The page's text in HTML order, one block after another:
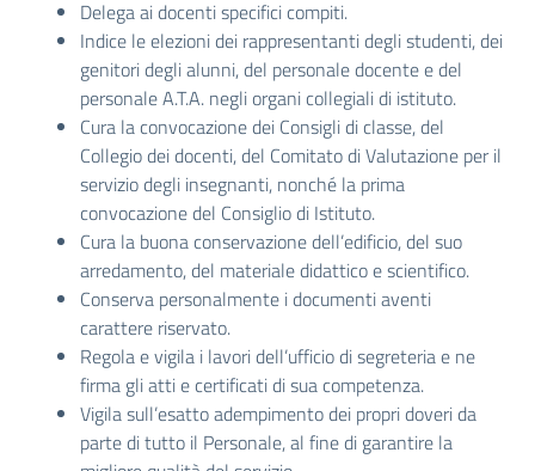
Delega ai docenti specifici compiti.
Indice le elezioni dei rappresentanti degli studenti, dei
genitori degli alunni, del personale docente e del
personale A.T.A. negli organi collegiali di istituto.
Cura la convocazione dei Consigli di classe, del
Collegio dei docenti, del Comitato di Valutazione per il
servizio degli insegnanti, nonché la prima
convocazione del Consiglio di Istituto.
Cura la buona conservazione dell’edificio, del suo
arredamento, del materiale didattico e scientifico.
Conserva personalmente i documenti aventi
carattere riservato.
Regola e vigila i lavori dell’ufficio di segreteria e ne
firma gli atti e certificati di sua competenza.
Vigila sull’esatto adempimento dei propri doveri da
parte di tutto il Personale, al fine di garantire la